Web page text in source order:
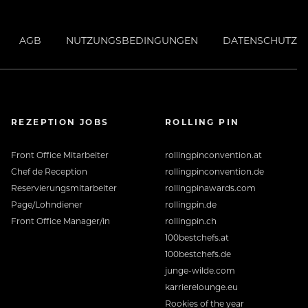
AGB NUTZUNGSBEDINGUNGEN DATENSCHUTZ
REZEPTION JOBS
Front Office Mitarbeiter
Chef de Reception
Reservierungsmitarbeiter
Page/Lohndiener
Front Office Manager/in
ROLLING PIN
rollingpinconvention.at
rollingpinconvention.de
rollingpinawards.com
rollingpin.de
rollingpin.ch
100bestchefs.at
100bestchefs.de
junge-wilde.com
karrierelounge.eu
Rookies of the year